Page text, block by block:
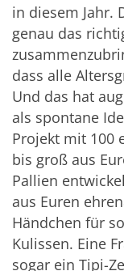
in diesem Jahr.
genau das
dass alle
Und das hat
als spontane
Projekt mit 100
bis groß aus
Pallien
aus Euren
Händchen für
Kulissen. Eine
sogar ein Tipi-